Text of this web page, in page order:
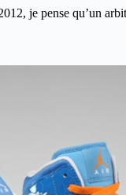
je pense qu’un